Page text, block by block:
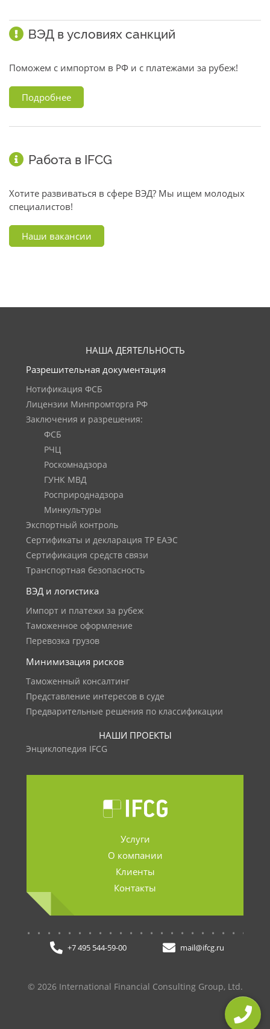
ВЭД в условиях санкций
Поможем с импортом в РФ и с платежами за рубеж!
Подробнее
Работа в IFCG
Хотите развиваться в сфере ВЭД? Мы ищем молодых
специалистов!
Наши вакансии
НАША ДЕЯТЕЛЬНОСТЬ
Разрешительная документация
Нотификация ФСБ
Лицензии Минпромторга РФ
Заключения и разрешения:
ФСБ
РЧЦ
Роскомнадзора
ГУНК МВД
Росприроднадзора
Минкультуры
Экспортный контроль
Сертификаты и декларация ТР ЕАЭС
Сертификация средств связи
Транспортная безопасность
ВЭД и логистика
Импорт и платежи за рубеж
Таможенное оформление
Перевозка грузов
Минимизация рисков
Таможенный консалтинг
Представление интересов в суде
Предварительные решения по классификации
НАШИ ПРОЕКТЫ
Энциклопедия IFCG
Услуги
О компании
Клиенты
Контакты
+7 495 544-59-00 mail@ifcg.ru
© 2026 International Financial Consulting Group, Ltd.